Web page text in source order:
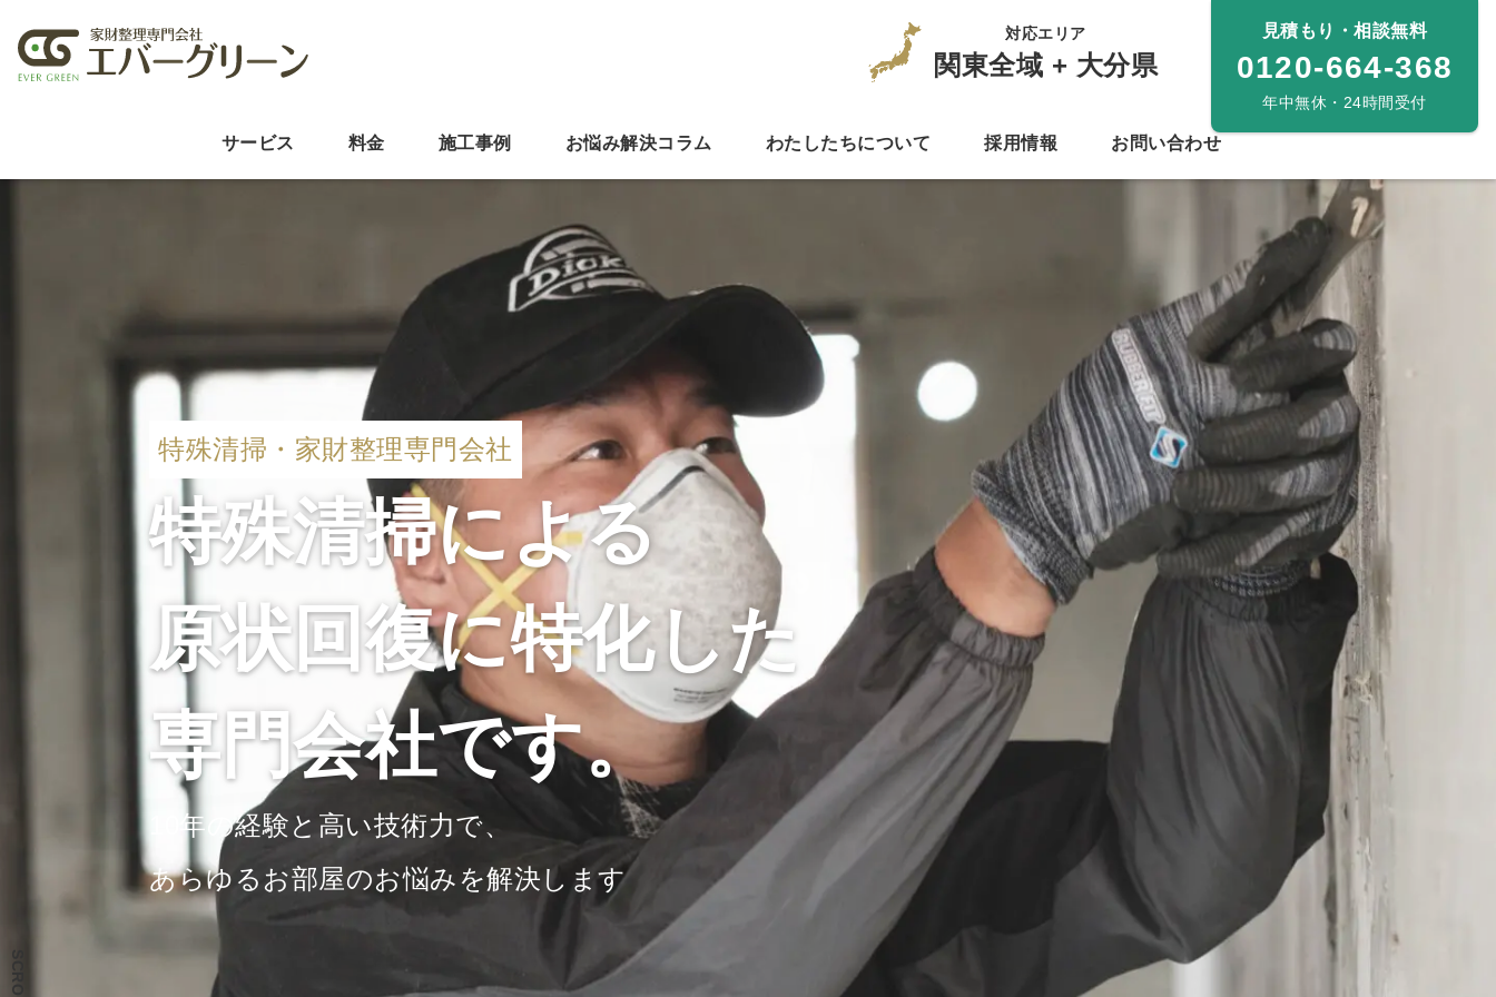
対応エリア
関東全域 + 大分県
見積もり・相談無料
0120-664-368
年中無休・24時間受付
サービス 料金 施工事例 お悩み解決コラム わたしたちについて 採用情報 お問い合わせ
特殊清掃・家財整理専門会社
特殊清掃による
原状回復に特化した
専門会社です。
10年の経験と高い技術力で、
あらゆるお部屋のお悩みを解決します